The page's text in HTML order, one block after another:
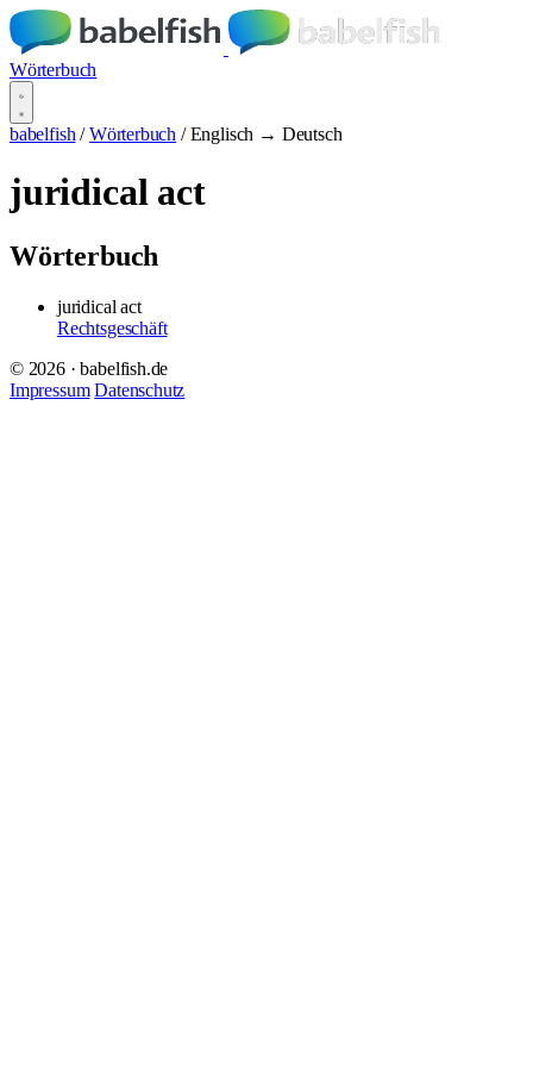
Wörterbuch
babelfish / Wörterbuch / Englisch → Deutsch
juridical act
Wörterbuch
juridical act
Rechtsgeschäft
© 2026 · babelfish.de
Impressum Datenschutz